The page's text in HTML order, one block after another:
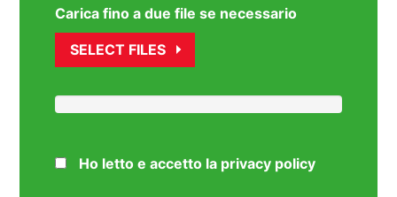
Carica fino a due file se necessario
SELECT FILES
Ho letto e accetto la privacy policy